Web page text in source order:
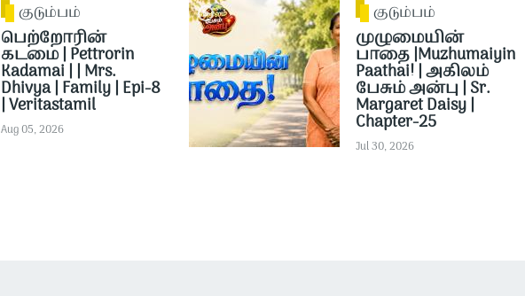
குடும்பம்
பெற்றோரின்
கடமை | Pettrorin
Kadamai | | Mrs.
Dhivya | Family | Epi-8
| Veritastamil ​
Aug 05, 2026
குடும்பம்
முழுமையின்
பாதை |Muzhumaiyin
Paathai! | அகிலம்
பேசும் அன்பு | Sr.
Margaret Daisy |
Chapter-25
Jul 30, 2026